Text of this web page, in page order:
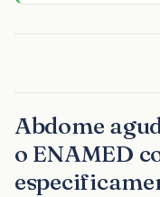
Abdome
o ENAMED